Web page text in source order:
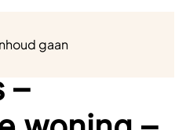
gaan
–